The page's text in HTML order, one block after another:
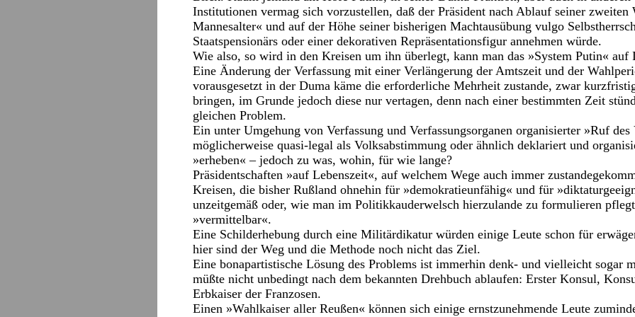
Institutionen vermag sich vorzustellen, daß der Präsident nach Ablauf seiner zweiten
Mannesalter« und auf der Höhe seiner bisherigen Machtausübung vulgo
Staatspensionärs oder einer dekorativen Repräsentationsfigur annehmen würde.
Wie also, so wird in den Kreisen um ihn überlegt, kann man das »System Putin« auf
Eine Änderung der Verfassung mit einer Verlängerung der Amtszeit und der
vorausgesetzt in der Duma käme die erforderliche Mehrheit zustande, zwar
bringen, im Grunde jedoch diese nur vertagen, denn nach einer bestimmten Zeit
gleichen Problem.
Ein unter Umgehung von Verfassung und Verfassungsorganen organisierter »Ruf des
möglicherweise quasi-legal als Volksabstimmung oder ähnlich deklariert und
»erheben« – jedoch zu was, wohin, für wie lange?
Präsidentschaften »auf Lebenszeit«, auf welchem Wege auch immer
Kreisen, die bisher Rußland ohnehin für »demokratieunfähig« und für
unzeitgemäß oder, wie man im Politikkauderwelsch hierzulande zu formulieren
»vermittelbar«.
Eine Schilderhebung durch eine Militärdikatur würden einige Leute schon für
hier sind der Weg und die Methode noch nicht das Ziel.
Eine bonapartistische Lösung des Problems ist immerhin denk- und vielleicht sogar
müßte nicht unbedingt nach dem bekannten Drehbuch ablaufen: Erster Konsul,
Erbkaiser der Franzosen.
Einen »Wahlkaiser aller Reußen« können sich einige ernstzunehmende Leute